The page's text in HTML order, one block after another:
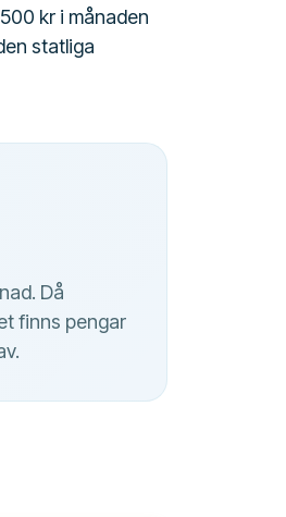
kr i månaden
statliga
Då
finns pengar